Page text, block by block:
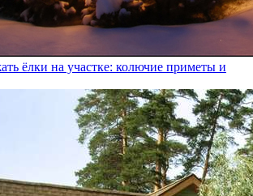
ёлки на участке: колючие приметы и